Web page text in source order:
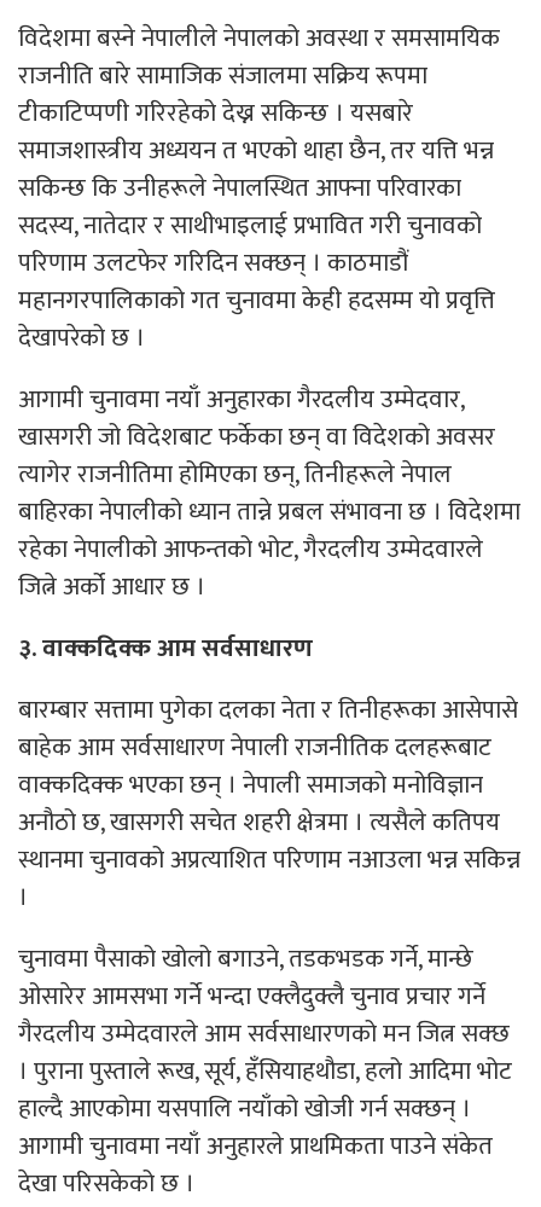
विदेशमा बस्ने नेपालीले नेपालको अवस्था र समसामयिक
राजनीति बारे सामाजिक संजालमा सक्रिय रूपमा
टीकाटिप्पणी गरिरहेको देख्न सकिन्छ । यसबारे
समाजशास्त्रीय अध्ययन त भएको थाहा छैन, तर यत्ति भन्न
सकिन्छ कि उनीहरूले नेपालस्थित आफ्ना परिवारका
सदस्य, नातेदार र साथीभाइलाई प्रभावित गरी चुनावको
परिणाम उलटफेर गरिदिन सक्छन् । काठमाडौं
महानगरपालिकाको गत चुनावमा केही हदसम्म यो प्रवृत्ति
देखापरेको छ ।
आगामी चुनावमा नयाँ अनुहारका गैरदलीय उम्मेदवार,
खासगरी जो विदेशबाट फर्केका छन् वा विदेशको अवसर
त्यागेर राजनीतिमा होमिएका छन्, तिनीहरूले नेपाल
बाहिरका नेपालीको ध्यान तान्ने प्रबल संभावना छ । विदेशमा
रहेका नेपालीको आफन्तको भोट, गैरदलीय उम्मेदवारले
जित्ने अर्को आधार छ ।
३. वाक्कदिक्क आम सर्वसाधारण
बारम्बार सत्तामा पुगेका दलका नेता र तिनीहरूका आसेपासे
बाहेक आम सर्वसाधारण नेपाली राजनीतिक दलहरूबाट
वाक्कदिक्क भएका छन् । नेपाली समाजको मनोविज्ञान
अनौठो छ, खासगरी सचेत शहरी क्षेत्रमा । त्यसैले कतिपय
स्थानमा चुनावको अप्रत्याशित परिणाम नआउला भन्न सकिन्न
।
चुनावमा पैसाको खोलो बगाउने, तडकभडक गर्ने, मान्छे
ओसारेर आमसभा गर्ने भन्दा एक्लैदुक्लै चुनाव प्रचार गर्ने
गैरदलीय उम्मेदवारले आम सर्वसाधारणको मन जित्न सक्छ
। पुराना पुस्ताले रूख, सूर्य, हँसियाहथौडा, हलो आदिमा भोट
हाल्दै आएकोमा यसपालि नयाँको खोजी गर्न सक्छन् ।
आगामी चुनावमा नयाँ अनुहारले प्राथमिकता पाउने संकेत
देखा परिसकेको छ ।